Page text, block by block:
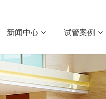
新闻中心 试管案例